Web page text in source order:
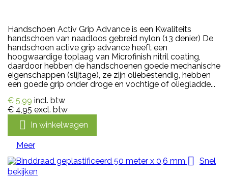
Handschoen Activ Grip Advance is een Kwaliteits
handschoen van naadloos gebreid nylon (13 denier) De
handschoen active grip advance heeft een
hoogwaardige toplaag van Microfinish nitril coating,
daardoor hebben de handschoenen goede mechanische
eigenschappen (slijtage), ze zijn oliebestendig, hebben
een goede grip onder droge en vochtige of oliegladde...
€ 5,99 incl. btw
€ 4,95 excl. btw
 In winkelwagen
Meer

Snel
bekijken